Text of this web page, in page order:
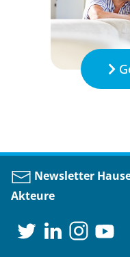
Newsletter
Akteure